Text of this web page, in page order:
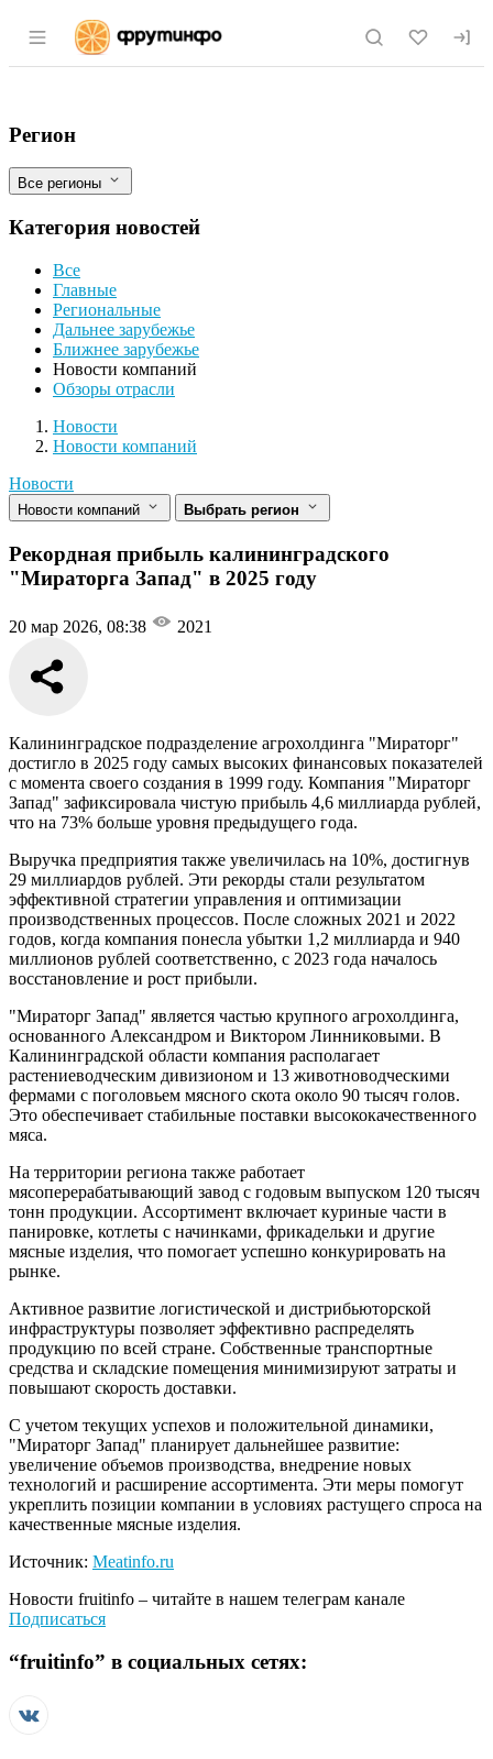
Раздел навигации по сайту fruitinfo.ru
Рекордная прибыль калининградского
Фильтры
Регион
Все регионы
Категория новостей
Все
Главные
Региональные
Дальнее зарубежье
Ближнее зарубежье
Новости компаний
Обзоры отрасли
Новости
Разделы
Новости
Новости компаний
Новости
Новости компаний Выбрать регион
Рекордная прибыль калининградского
"Мираторга Запад" в 2025 году
20 мар 2026, 08:38 2021
Калининградское подразделение агрохолдинга "Мираторг"
достигло в 2025 году самых высоких финансовых показателей
с момента своего создания в 1999 году. Компания "Мираторг
Запад" зафиксировала чистую прибыль 4,6 миллиарда рублей,
что на 73% больше уровня предыдущего года.
Выручка предприятия также увеличилась на 10%, достигнув
29 миллиардов рублей. Эти рекорды стали результатом
эффективной стратегии управления и оптимизации
производственных процессов. После сложных 2021 и 2022
годов, когда компания понесла убытки 1,2 миллиарда и 940
миллионов рублей соответственно, с 2023 года началось
восстановление и рост прибыли.
"Мираторг Запад" является частью крупного агрохолдинга,
основанного Александром и Виктором Линниковыми. В
Калининградской области компания располагает
растениеводческим дивизионом и 13 животноводческими
фермами с поголовьем мясного скота около 90 тысяч голов.
Это обеспечивает стабильные поставки высококачественного
мяса.
На территории региона также работает
мясоперерабатывающий завод с годовым выпуском 120 тысяч
тонн продукции. Ассортимент включает куриные части в
панировке, котлеты с начинками, фрикадельки и другие
мясные изделия, что помогает успешно конкурировать на
рынке.
Активное развитие логистической и дистрибьюторской
инфраструктуры позволяет эффективно распределять
продукцию по всей стране. Собственные транспортные
средства и складские помещения минимизируют затраты и
повышают скорость доставки.
С учетом текущих успехов и положительной динамики,
"Мираторг Запад" планирует дальнейшее развитие:
увеличение объемов производства, внедрение новых
технологий и расширение ассортимента. Эти меры помогут
укреплить позиции компании в условиях растущего спроса на
качественные мясные изделия.
Источник: Meatinfo.ru
Новости fruitinfo – читайте в нашем телеграм канале
Подписаться
“fruitinfo” в социальных сетях: